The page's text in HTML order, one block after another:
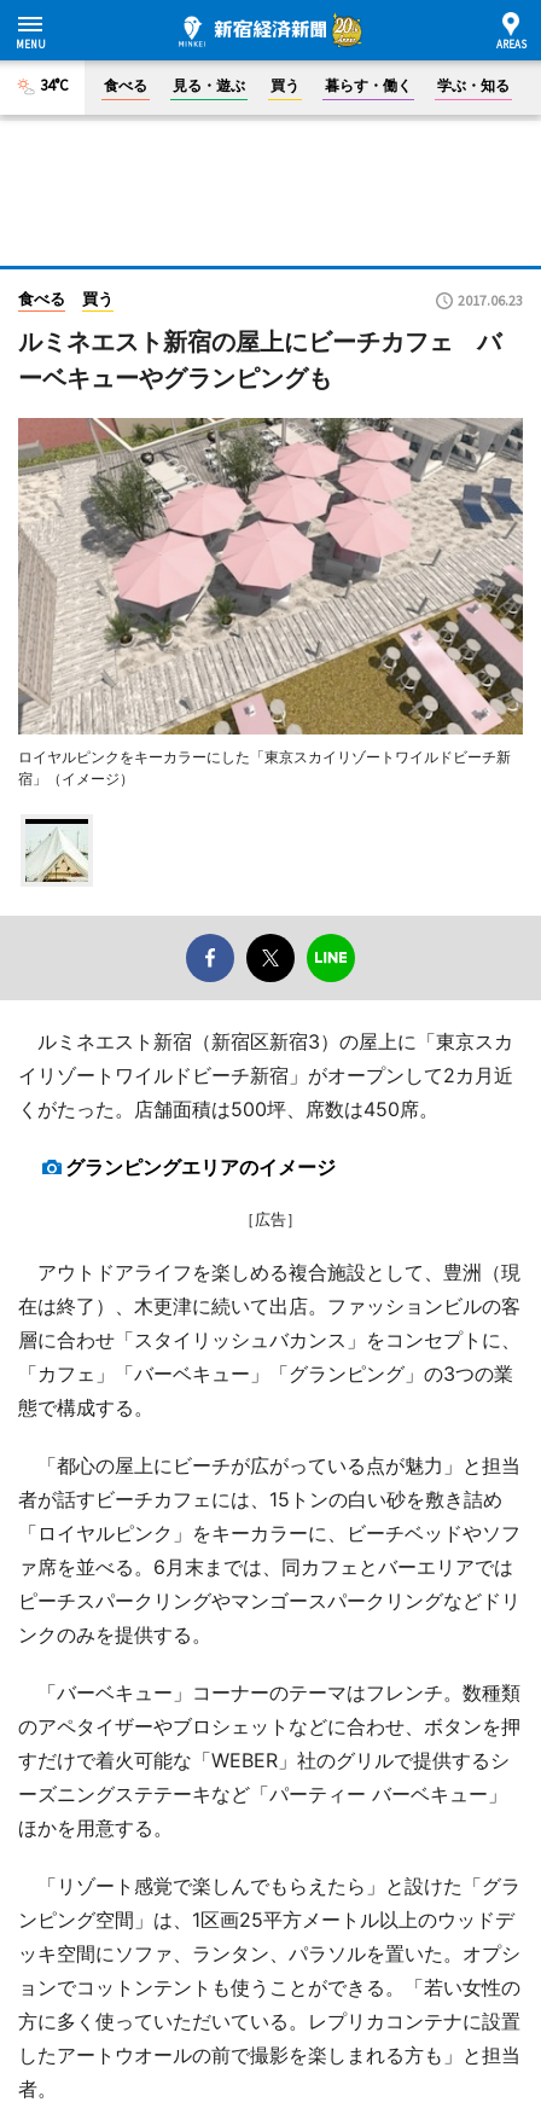
34°C 食べる 見る・遊ぶ 買う 暮らす・働く 学ぶ・知る
食べる 買う 2017.06.23
ルミネエスト新宿の屋上にビーチカフェ バ
ーベキューやグランピングも
ロイヤルピンクをキーカラーにした「東京スカイリゾートワイルドビーチ新
宿」（イメージ）
ルミネエスト新宿（新宿区新宿3）の屋上に「東京スカ
イリゾートワイルドビーチ新宿」がオープンして2カ月近
くがたった。店舗面積は500坪、席数は450席。
グランピングエリアのイメージ
［広告］
アウトドアライフを楽しめる複合施設として、豊洲（現
在は終了）、木更津に続いて出店。ファッションビルの客
層に合わせ「スタイリッシュバカンス」をコンセプトに、
「カフェ」「バーベキュー」「グランピング」の3つの業
態で構成する。
「都心の屋上にビーチが広がっている点が魅力」と担当
者が話すビーチカフェには、15トンの白い砂を敷き詰め
「ロイヤルピンク」をキーカラーに、ビーチベッドやソフ
ァ席を並べる。6月末までは、同カフェとバーエリアでは
ピーチスパークリングやマンゴースパークリングなどドリ
ンクのみを提供する。
「バーベキュー」コーナーのテーマはフレンチ。数種類
のアペタイザーやブロシェットなどに合わせ、ボタンを押
すだけで着火可能な「WEBER」社のグリルで提供するシ
ーズニングステテーキなど「パーティー バーベキュー」
ほかを用意する。
「リゾート感覚で楽しんでもらえたら」と設けた「グラ
ンピング空間」は、1区画25平方メートル以上のウッドデ
ッキ空間にソファ、ランタン、パラソルを置いた。オプシ
ョンでコットンテントも使うことができる。「若い女性の
方に多く使っていただいている。レプリカコンテナに設置
したアートウオールの前で撮影を楽しまれる方も」と担当
者。